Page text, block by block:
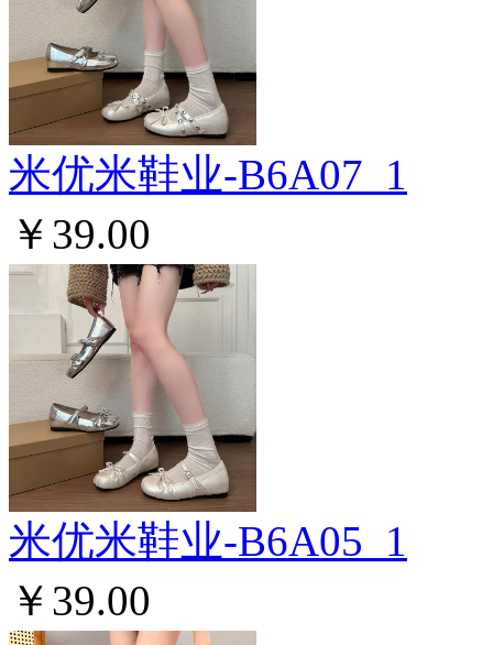
米优米鞋业-B6A07_1
￥39.00
米优米鞋业-B6A05_1
￥39.00